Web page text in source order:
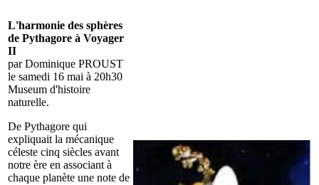
L'harmonie des sphères
de Pythagore à Voyager
II
par Dominique PROUST
le samedi 16 mai à 20h30
Museum d'histoire
naturelle.
De Pythagore qui
expliquait la mécanique
céleste cinq siècles avant
notre ère en associant à
chaque planète une note de